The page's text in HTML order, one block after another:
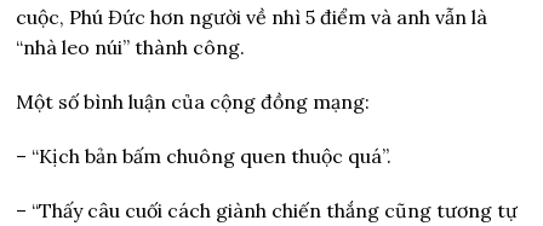
cuộc, Phú Đức hơn người về nhì 5 điểm và anh vẫn là
“nhà leo núi” thành công.
Một số bình luận của cộng đồng mạng:
– “Kịch bản bấm chuông quen thuộc quá”.
– “Thấy câu cuối cách giành chiến thắng cũng tương tự